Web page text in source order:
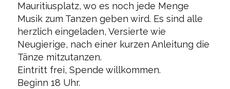
Mauritiusplatz, wo es noch jede Menge
Musik zum Tanzen geben wird. Es sind alle
herzlich eingeladen, Versierte wie
Neugierige, nach einer kurzen Anleitung die
Tänze mitzutanzen.
Eintritt frei, Spende willkommen.
Beginn 18 Uhr.